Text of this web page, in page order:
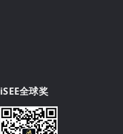
iSEE全球奖